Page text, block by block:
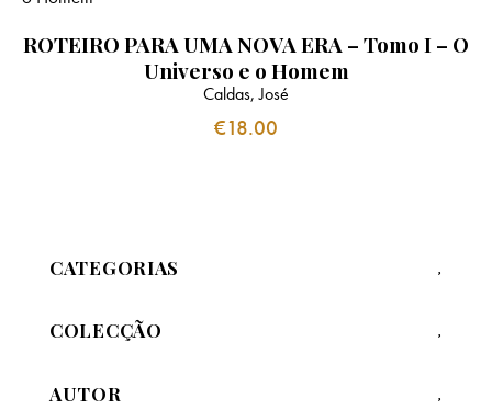
ROTEIRO PARA UMA NOVA ERA – Tomo I – O
Universo e o Homem
Caldas, José
€18.00
CATEGORIAS
COLECÇÃO
AUTOR